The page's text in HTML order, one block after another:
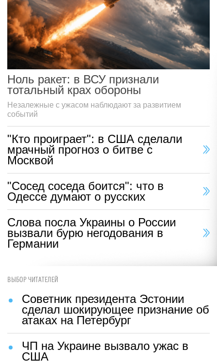
Ноль ракет: в ВСУ признали
тотальный крах обороны
Незалежные с ужасом наблюдают за развитием
событий
"Кто проиграет": в США сделали
мрачный прогноз о битве с
Москвой
"Сосед соседа боится": что в
Одессе думают о русских
Слова посла Украины о России
вызвали бурю негодования в
Германии
ВЫБОР ЧИТАТЕЛЕЙ
Советник президента Эстонии
сделал шокирующее признание об
атаках на Петербург
ЧП на Украине вызвало ужас в
США